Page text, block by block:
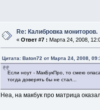
Re: Калибровка мониторов.
«Ответ #7 : Марта 24, 2008,
Цитата: Baton72 от Марта 24, 2008,
Если ноут - МакБукПро, то смею
тогда доверять бы не стал...
Неа, на макбук про матрица